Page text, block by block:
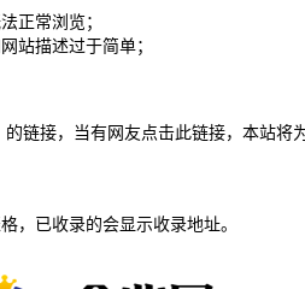
正常浏览；
站描述过于简单；
链接，当有网友点击此链接，本站
，已收录的会显示收录地址。